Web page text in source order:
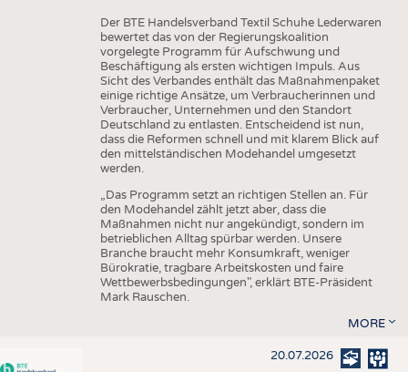
Der BTE Handelsverband Textil Schuhe Lederwaren
bewertet das von der Regierungskoalition
vorgelegte Programm für Aufschwung und
Beschäftigung als ersten wichtigen Impuls. Aus
Sicht des Verbandes enthält das Maßnahmenpaket
einige richtige Ansätze, um Verbraucherinnen und
Verbraucher, Unternehmen und den Standort
Deutschland zu entlasten. Entscheidend ist nun,
dass die Reformen schnell und mit klarem Blick auf
den mittelständischen Modehandel umgesetzt
werden.
„Das Programm setzt an richtigen Stellen an. Für
den Modehandel zählt jetzt aber, dass die
Maßnahmen nicht nur angekündigt, sondern im
betrieblichen Alltag spürbar werden. Unsere
Branche braucht mehr Konsumkraft, weniger
Bürokratie, tragbare Arbeitskosten und faire
Wettbewerbsbedingungen", erklärt BTE-Präsident
Mark Rauschen.
MORE
20.07.2026